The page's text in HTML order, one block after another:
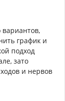
график и
подход
зато
и нервов